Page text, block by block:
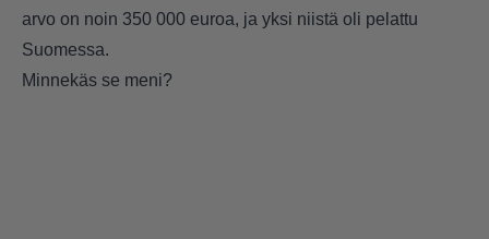
arvo on noin 350 000 euroa, ja yksi niistä oli pelattu
Suomessa.
Minnekäs se meni?